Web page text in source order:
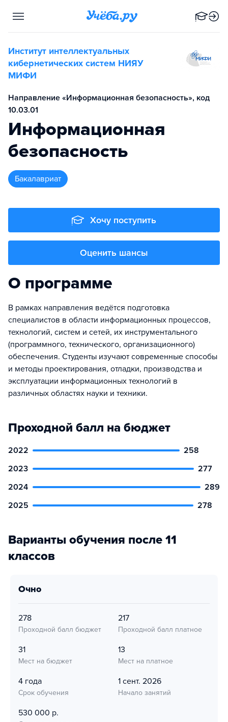
Институт интеллектуальных
кибернетических систем НИЯУ
МИФИ
Направление «Информационная безопасность», код
10.03.01
Информационная
безопасность
бакалавриат
Хочу поступить
Оценить шансы
О программе
В рамках направления ведётся подготовка
специалистов в области информационных процессов,
технологий, систем и сетей, их инструментального
(программного, технического, организационного)
обеспечения. Студенты изучают современные способы
и методы проектирования, отладки, производства и
эксплуатации информационных технологий в
различных областях науки и техники.
Проходной балл на бюджет
2022
258
2023
277
2024
289
2025
278
Варианты обучения после 11
классов
очно
278
Проходной балл бюджет
217
Проходной балл платное
31
Мест на бюджет
13
Мест на платное
4 года
Срок обучения
1 сент. 2026
Начало занятий
530 000 р.